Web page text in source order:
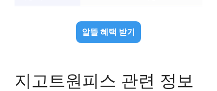
알뜰 혜택 받기
지고트원피스 관련 정보